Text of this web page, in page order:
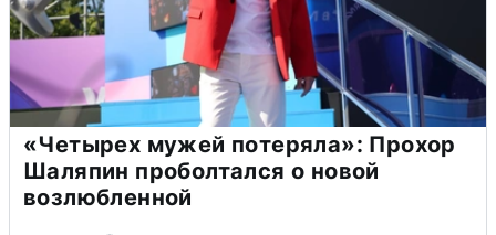
«Четырех мужей потеряла»: Прохор
Шаляпин проболтался о новой
возлюбленной